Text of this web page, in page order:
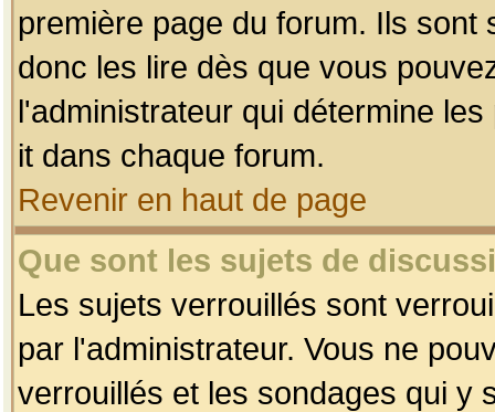
première page du forum. Ils
donc les lire dès que vous
l'administrateur qui détermine
it dans chaque forum.
Revenir en haut de page
Que sont les sujets de
Les sujets verrouillés sont
par l'administrateur. Vous ne
verrouillés et les sondages qui y